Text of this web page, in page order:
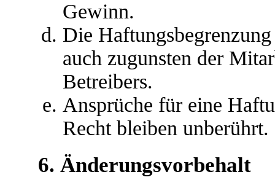
Gewinn.
Die
auch zugunsten der
Betreibers.
Ansprüche für eine
Recht bleiben unberührt.
6. Änderungsvorbehalt